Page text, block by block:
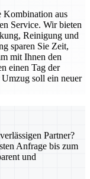
Kombination aus
Service. Wir bieten
Reinigung und
sparen Sie Zeit,
mit Ihnen den
einen Tag der
soll ein neuer
Partner?
Anfrage bis zum
und